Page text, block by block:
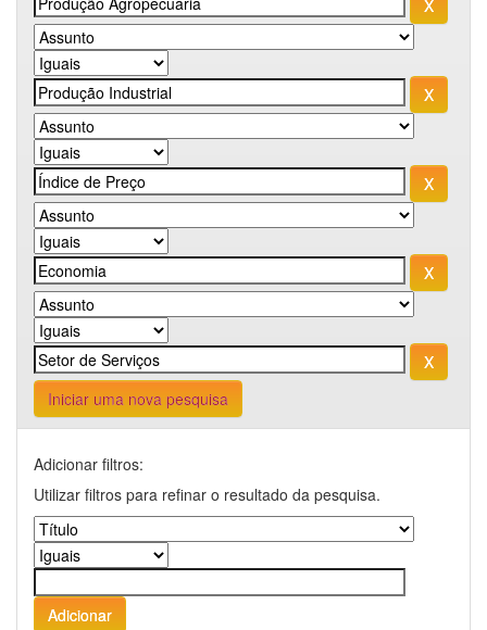
Iniciar uma nova pesquisa
Adicionar filtros:
Utilizar filtros para refinar o resultado da pesquisa.